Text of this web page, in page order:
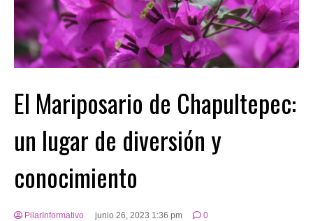
El Mariposario de Chapultepec:
un lugar de diversión y
conocimiento
PilarInformativo junio 26, 2023 1:36 pm 0